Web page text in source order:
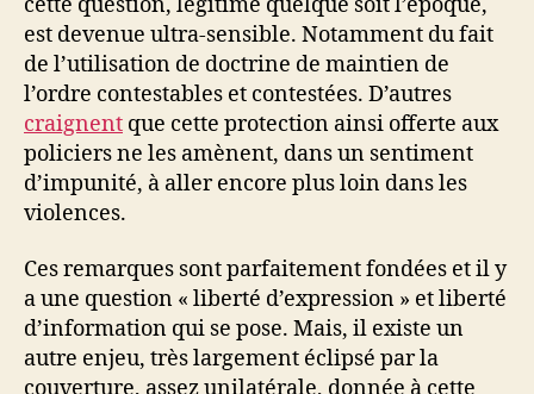
est devenue ultra-sensible. Notamment du fait
de l’utilisation de doctrine de maintien de
l’ordre contestables et contestées. D’autres
craignent que cette protection ainsi offerte aux
policiers ne les amènent, dans un sentiment
d’impunité, à aller encore plus loin dans les
violences.
Ces remarques sont parfaitement fondées et il y
a une question « liberté d’expression » et liberté
d’information qui se pose. Mais, il existe un
autre enjeu, très largement éclipsé par la